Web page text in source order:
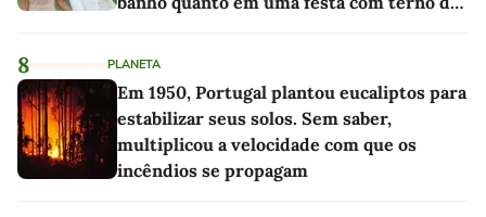
8 PLANETA
Em 1950, Portugal plantou eucaliptos para
estabilizar seus solos. Sem saber,
multiplicou a velocidade com que os
incêndios se propagam